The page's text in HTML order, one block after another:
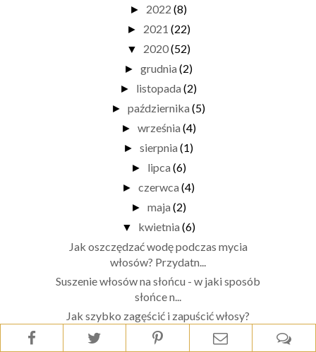
► 2022 (8)
► 2021 (22)
▼ 2020(52)
► grudnia (2)
► listopada (2)
► października (5)
► września (4)
► sierpnia (1)
► lipca (6)
► czerwca (4)
► maja (2)
▼ kwietnia (6)
Jak oszczędzać wodę podczas mycia
włosów? Przydatn...
Suszenie włosów na słońcu - w jaki sposób
słońce n...
Jak szybko zagęścić i zapuścić włosy?
Genialne różowe kosmetyki do blondu -